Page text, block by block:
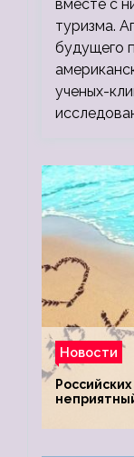
вместе с
туризма.
будущего
ученых-
Новости